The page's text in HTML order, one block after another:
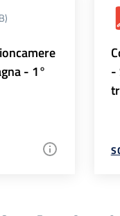
- 1°
-